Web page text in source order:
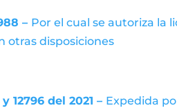
– Por el cual se autoriza la
otras disposiciones
12796 del 2021 – Expedida